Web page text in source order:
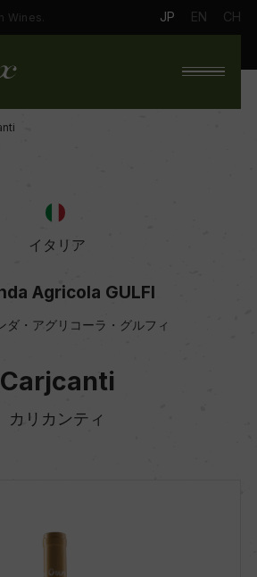
Wines. JP EN CH
イタリア
Agricola GULFI
ダ・アグリコーラ・グルフィ
Carjcanti
カリカンティ